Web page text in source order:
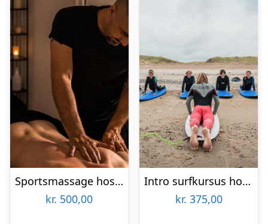
Sportsmassage hos Ermans Massage
kr. 500,00
Intro surfkursus hos Thyborøn Surfcenter
kr. 375,00